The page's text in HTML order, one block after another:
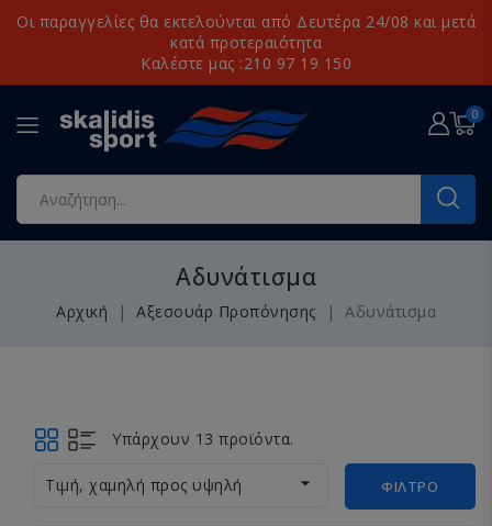
Οι παραγγελίες θα εκτελούνται από Δευτέρα 24/08 και μετά
κατά προτεραιότητα
Καλέστε μας :210 97 19 150
0
Αδυνάτισμα
Αρχική Αξεσουάρ Προπόνησης Αδυνάτισμα
Υπάρχουν 13 προϊόντα.
Τιμή, χαμηλή προς υψηλή  ΦΊΛΤΡΟ